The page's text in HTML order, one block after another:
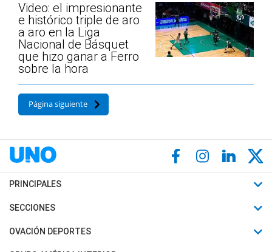
Video: el impresionante
e histórico triple de aro
a aro en la Liga
Nacional de Básquet
que hizo ganar a Ferro
sobre la hora
Página siguiente
PRINCIPALES
Últimas Noticias
Política
SECCIONES
Horóscopo
OVACIÓN DEPORTES